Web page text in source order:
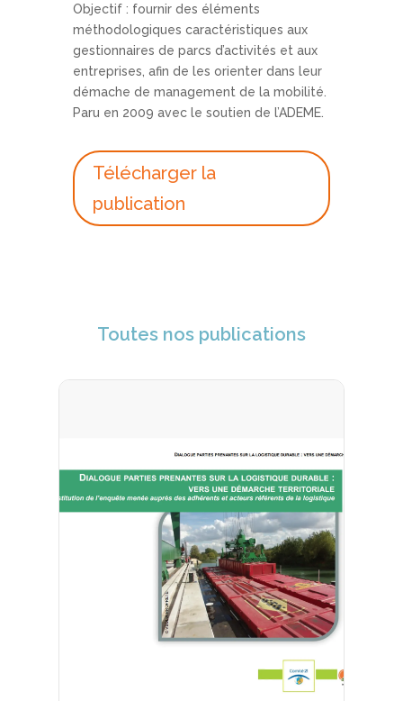
Objectif : fournir des éléments
méthodologiques caractéristiques aux
gestionnaires de parcs d’activités et aux
entreprises, afin de les orienter dans leur
démache de management de la mobilité.
Paru en 2009 avec le soutien de l’ADEME.
Télécharger la
publication
Toutes nos publications